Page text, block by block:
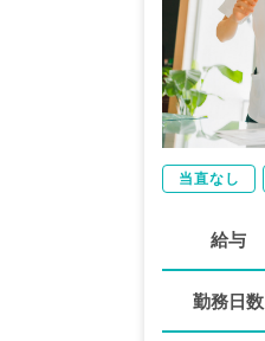
当直なし
給与
勤務日数